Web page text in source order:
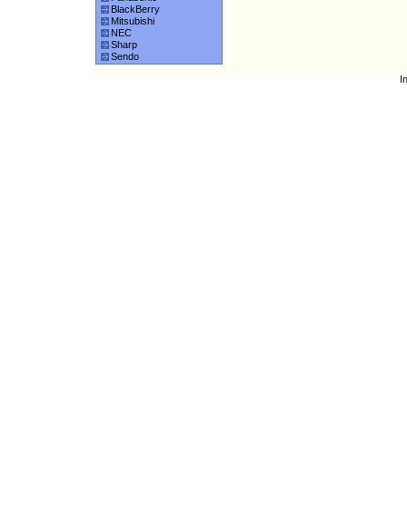
BlackBerry
Mitsubishi
NEC
Sharp
Sendo